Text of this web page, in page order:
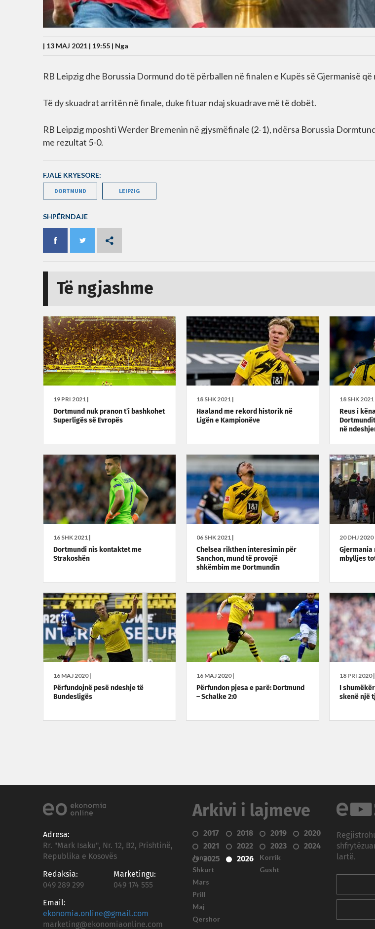
| 13 MAJ 2021 | 19:55 | Nga
RB Leipzig dhe Borussia Dormund do të përballen në finalen e Kupës së Gjermanisë që
Të dy skuadrat arritën në finale, duke fituar ndaj skuadrave më të dobët.
RB Leipzig mposhti Werder Bremenin në gjysmëfinale (2-1), ndërsa Borussia
me rezultat 5-0.
FJALË KRYESORE:
DORTMUND LEIPZIG
SHPËRNDAJE
Të ngjashme
19 PRI 2021 |
Dortmund nuk pranon t’i bashkohet
Superligës së Evropës
18 SHK 2021 |
Haaland me rekord historik në
Ligën e Kampionëve
18 SHK 2021
Reus i
në
16 SHK 2021 |
Dortmundi nis kontaktet me
Strakoshën
06 SHK 2021 |
Chelsea rikthen interesimin për
Sanchon, mund të provojë
shkëmbim me Dortmundin
20 DHJ 2020
Gjermania
mbylljes
16 MAJ 2020 |
Përfundojnë pesë ndeshje të
Bundesligës
16 MAJ 2020 |
Përfundon pjesa e parë: Dortmund
– Schalke 2:0
18 PRI 2020 |
I
skenë një
Adresa:
Rr. "Mark Isaku", Nr. 12, B2, Prishtinë,
Republika e Kosovës
Redaksia:
049 289 299
Marketingu:
049 174 555
Email:
ekonomia.online@gmail.com
marketing@ekonomiaonline.com
Arkivi i lajmeve
2017 2018 2019
2020
2021
2022 2023
2024
2025
2026
Janar
Shkurt
Mars
Prill
Maj
Qershor
Korrik
Gusht
lartë.